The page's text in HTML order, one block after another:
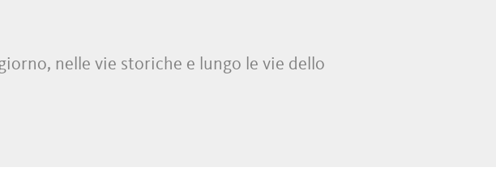
nelle vie storiche e lungo le vie dello